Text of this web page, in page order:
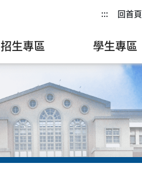
::: 回首頁
招生專區 學生專區